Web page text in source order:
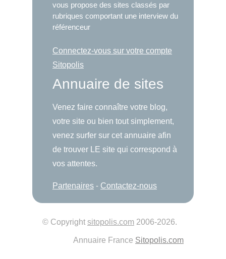
vous propose des sites classés par
rubriques comportant une interview du
référenceur
Connectez-vous sur votre compte
Sitopolis
Annuaire de sites
Venez faire connaître votre blog,
votre site ou bien tout simplement,
venez surfer sur cet annuaire afin
de trouver LE site qui correspond à
vos attentes.
Partenaires - Contactez-nous
© Copyright sitopolis.com 2006-2026.
Annuaire France Sitopolis.com